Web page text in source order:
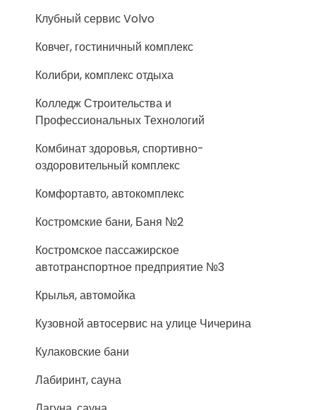
Клубный сервис Volvo
Ковчег, гостиничный комплекс
Колибри, комплекс отдыха
Колледж Строительства и
Профессиональных Технологий
Комбинат здоровья, спортивно-
оздоровительный комплекс
Комфортавто, автокомплекс
Костромские бани, Баня №2
Костромское пассажирское
автотранспортное предприятие №3
Крылья, автомойка
Кузовной автосервис на улице Чичерина
Кулаковские бани
Лабиринт, сауна